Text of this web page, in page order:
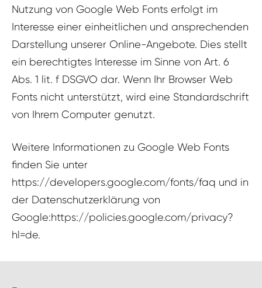
Nutzung von Google Web Fonts erfolgt im
Interesse einer einheitlichen und ansprechenden
Darstellung unserer Online-Angebote. Dies stellt
ein berechtigtes Interesse im Sinne von Art. 6
Abs. 1 lit. f DSGVO dar. Wenn Ihr Browser Web
Fonts nicht unterstützt, wird eine Standardschrift
von Ihrem Computer genutzt.
Weitere Informationen zu Google Web Fonts
finden Sie unter
https://developers.google.com/fonts/faq und in
der Datenschutzerklärung von
Google:https://policies.google.com/privacy?
hl=de.